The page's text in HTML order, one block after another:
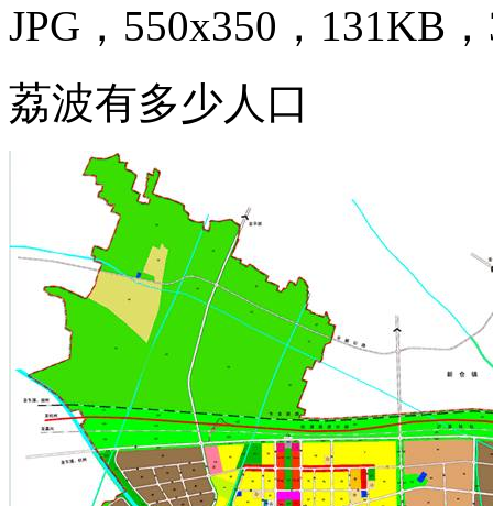
JPG，550x350，131KB
荔波有多少人口